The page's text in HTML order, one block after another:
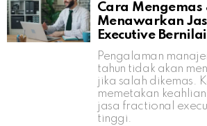
Cara Mengemas
Menawarkan
Executive
Pengalaman
tahun tidak akan
jika salah dikemas.
memetakan
jasa fractional
tinggi.